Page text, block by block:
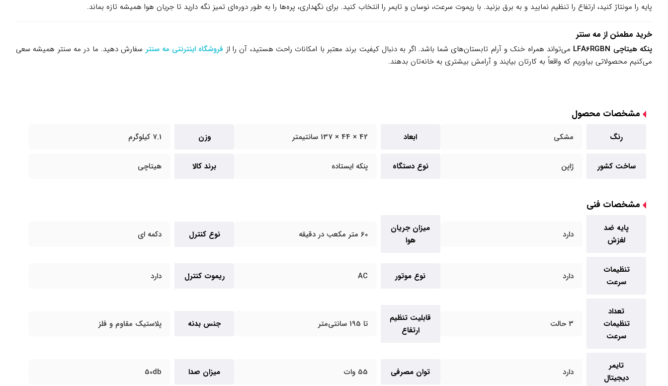
پایه را مونتاژ کنید، ارتفاع را تنظیم نمایید و به برق بزنید. با ریموت سرعت، نوسان و تایمر را انتخاب کنید. برای نگهداری، پره‌ها را به طور دوره‌ای تمیز نگه دارید تا جریان هوا همیشه تازه بماند.
خرید مطمئن از مه سنتر
پنکه هیتاچی LFA6RGBN می‌تواند همراه خنک و آرام تابستان‌های شما باشد. اگر به دنبال کیفیت برند معتبر با امکانات راحت هستید، آن را از فروشگاه اینترنتی مه سنتر سفارش دهید. ما در مه سنتر همیشه سعی
می‌کنیم محصولاتی بیاوریم که واقعاً به کارتان بیایند و آرامش بیشتری به خانه‌تان بدهند.
مشخصات محصول
رنگ مشکی ابعاد 42 × 44 × 137 سانتیمتر وزن 7.1 کیلوگرم
ساخت کشور ژاپن نوع دستگاه پنکه ایستاده برند کالا هیتاچی
مشخصات فنی
پایه ضد
لغزش
دارد
میزان جریان
هوا
60 متر مکعب در دقیقه نوع کنترل دکمه ای
تنظیمات
سرعت
دارد نوع موتور AC ریموت کنترل دارد
تعداد
تنظیمات
سرعت
3 حالت
قابلیت تنظیم
ارتفاع
تا 195 سانتی‌متر جنس بدنه پلاستیک مقاوم و فلز
تایمر
دیجیتال
دارد توان مصرفی 55 وات میزان صدا 50db